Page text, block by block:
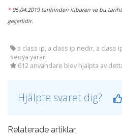
*06.04.2019 tarihinden itibaren ve bu
geçerlidir.
a class ip, a class ip nedir, a class
seoya yararı
612 användare blev hjälpta av
Hjälpte svaret dig?
Relaterade artiklar